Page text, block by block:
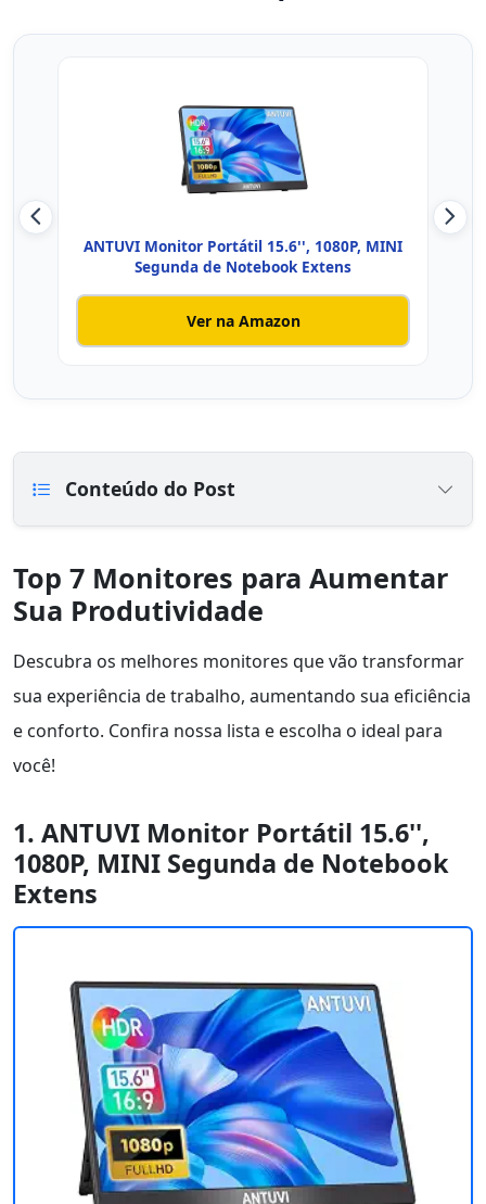
ANTUVI Monitor Portátil 15.6'', 1080P, MINI
Segunda de Notebook Extens
Ver na Amazon
Conteúdo do Post
Top 7 Monitores para Aumentar
Sua Produtividade
Descubra os melhores monitores que vão transformar
sua experiência de trabalho, aumentando sua eficiência
e conforto. Confira nossa lista e escolha o ideal para
você!
1. ANTUVI Monitor Portátil 15.6'',
1080P, MINI Segunda de Notebook
Extens